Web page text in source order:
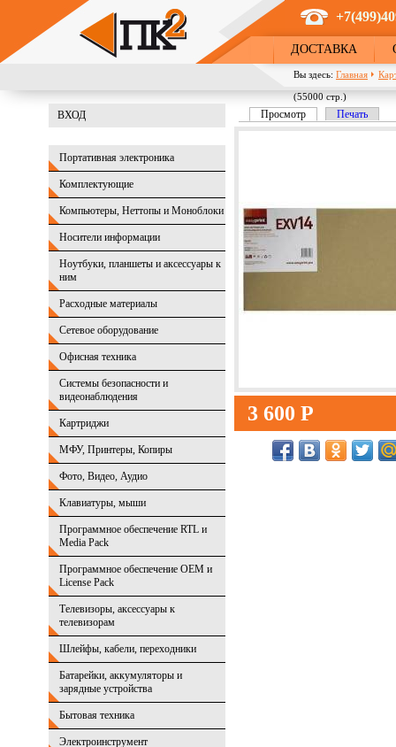
Перейти к основному содержанию
ДОСТАВКА
Вы здесь: Главная
(55000 стр.)
ВХОД
Портативная электроника
Комплектующие
Компьютеры, Неттопы и Моноблоки
Носители информации
Ноутбуки, планшеты и аксессуары к
ним
Расходные материалы
Сетевое оборудование
Офисная техника
Системы безопасности и
видеонаблюдения
Картриджи
МФУ, Принтеры, Копиры
Фото, Видео, Аудио
Клавиатуры, мыши
Программное обеспечение RTL и
Media Pack
Программное обеспечение OEM и
License Pack
Телевизоры, аксессуары к
телевизорам
Шлейфы, кабели, переходники
Батарейки, аккумуляторы и
зарядные устройства
Бытовая техника
Электроинструмент
Главные вкладки
Просмотр (активная вкладка)
Печать
3 600 Р